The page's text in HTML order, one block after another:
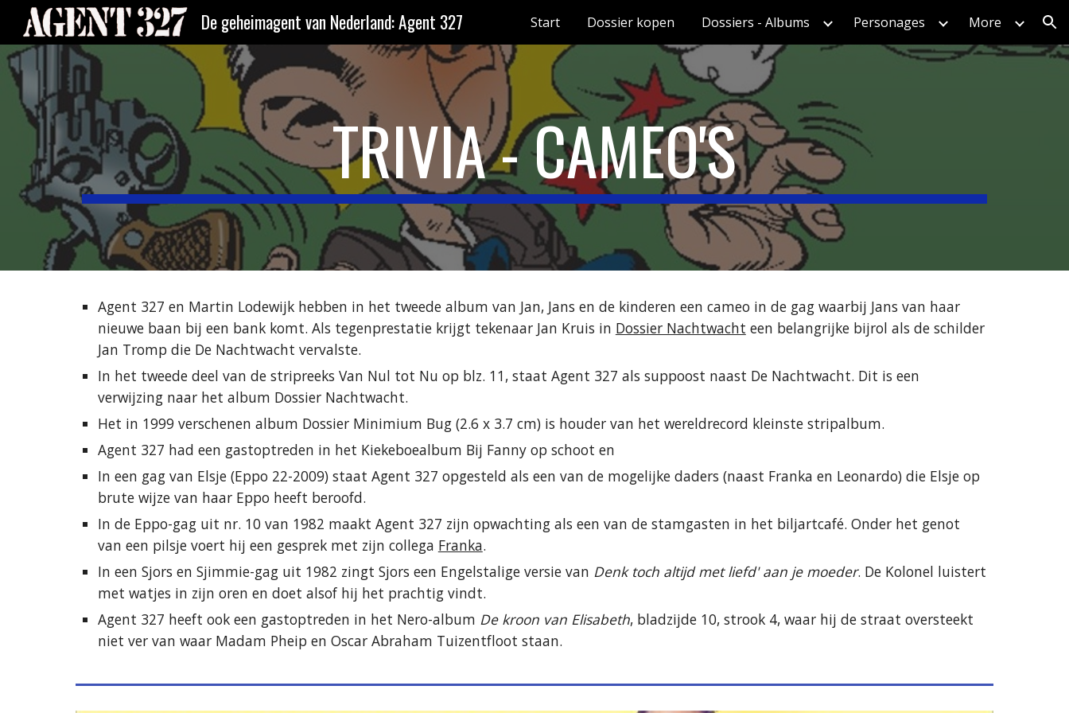
Skip to main content Skip to navigation
De geheimagent van Nederland: Agent 327 Start Dossier kopen Dossiers - Albums Personages More
TRIVIA - CAMEO'S
Agent 327 en Martin Lodewijk hebben in het tweede album van Jan, Jans en de kinderen een cameo in de gag waarbij Jans van haar
nieuwe baan bij een bank komt. Als tegenprestatie krijgt tekenaar Jan Kruis in Dossier Nachtwacht een belangrijke bijrol als de schilder
Jan Tromp die De Nachtwacht vervalste.
In het tweede deel van de stripreeks Van Nul tot Nu op blz. 11, staat Agent 327 als suppoost naast De Nachtwacht. Dit is een
verwijzing naar het album Dossier Nachtwacht.
Het in 1999 verschenen album Dossier Minimium Bug (2.6 x 3.7 cm) is houder van het wereldrecord kleinste stripalbum.
Agent 327 had een gastoptreden in het Kiekeboealbum Bij Fanny op schoot en
In een gag van Elsje (Eppo 22-2009) staat Agent 327 opgesteld als een van de mogelijke daders (naast Franka en Leonardo) die Elsje op
brute wijze van haar Eppo heeft beroofd.
In de Eppo-gag uit nr. 10 van 1982 maakt Agent 327 zijn opwachting als een van de stamgasten in het biljartcafé. Onder het genot
van een pilsje voert hij een gesprek met zijn collega Franka.
In een Sjors en Sjimmie-gag uit 1982 zingt Sjors een Engelstalige versie van Denk toch altijd met liefd' aan je moeder. De Kolonel luistert
met watjes in zijn oren en doet alsof hij het prachtig vindt.
Agent 327 heeft ook een gastoptreden in het Nero-album De kroon van Elisabeth, bladzijde 10, strook 4, waar hij de straat oversteekt
niet ver van waar Madam Pheip en Oscar Abraham Tuizentfloot staan.